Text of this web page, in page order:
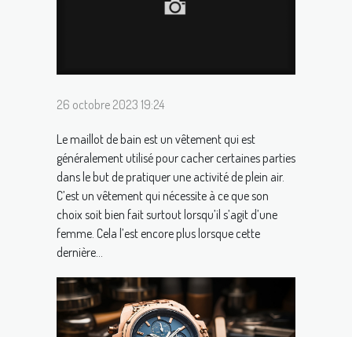
26 octobre 2023 19:24
Le maillot de bain est un vêtement qui est
généralement utilisé pour cacher certaines parties
dans le but de pratiquer une activité de plein air.
C’est un vêtement qui nécessite à ce que son
choix soit bien fait surtout lorsqu’il s’agit d’une
femme. Cela l’est encore plus lorsque cette
dernière...